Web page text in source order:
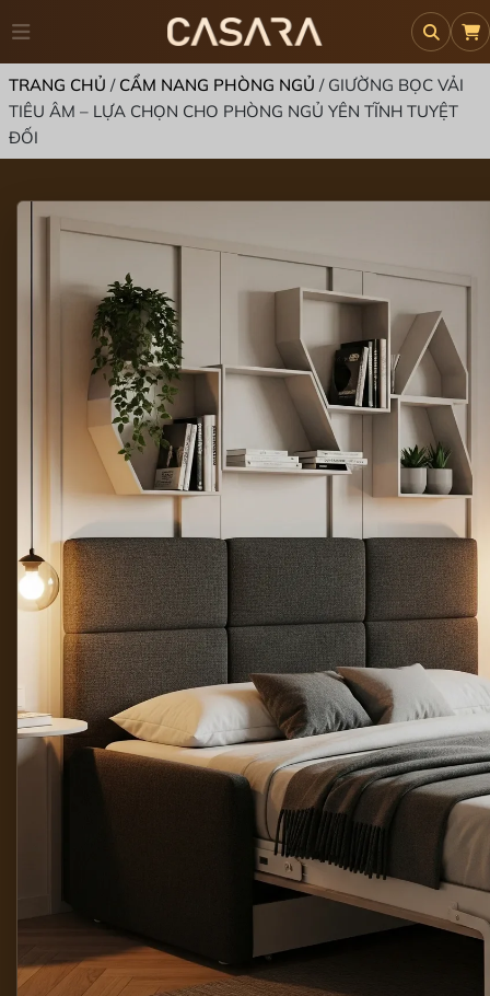
TRANG CHỦ / CẨM NANG PHÒNG NGỦ / GIƯỜNG BỌC VẢI
TIÊU ÂM – LỰA CHỌN CHO PHÒNG NGỦ YÊN TĨNH TUYỆT
ĐỐI